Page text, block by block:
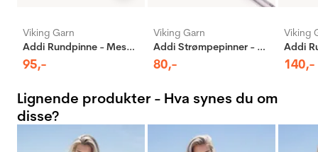
Viking Garn
Addi Rundpinne - Messing
95,-
Viking Garn
Addi Strømpepinner - Aluminium
80,-
Viking
140,-
Lignende produkter - Hva synes du om
disse?